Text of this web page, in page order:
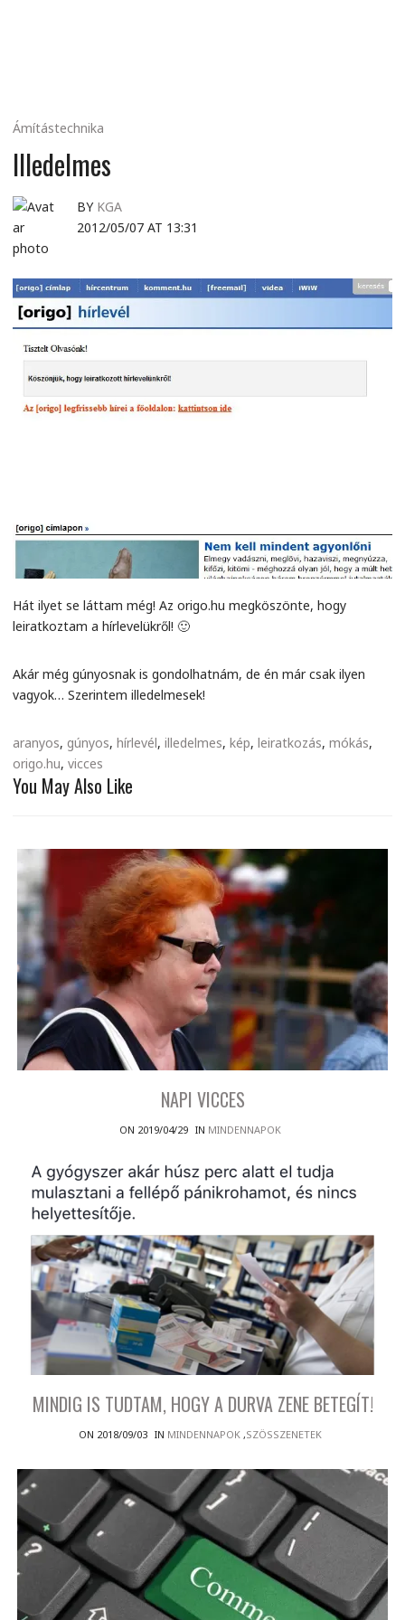
Ámítástechnika
Illedelmes
BY KGA
2012/05/07 AT 13:31
Hát ilyet se láttam még! Az origo.hu megköszönte, hogy
leiratkoztam a hírlevelükről! 🙂
Akár még gúnyosnak is gondolhatnám, de én már csak ilyen
vagyok… Szerintem illedelmesek!
aranyos, gúnyos, hírlevél, illedelmes, kép, leiratkozás, mókás,
origo.hu, vicces
You May Also Like
NAPI VICCES
ON 2019/04/29 IN MINDENNAPOK
MINDIG IS TUDTAM, HOGY A DURVA ZENE BETEGÍT!
ON 2018/09/03 IN MINDENNAPOK ,SZÖSSZENETEK